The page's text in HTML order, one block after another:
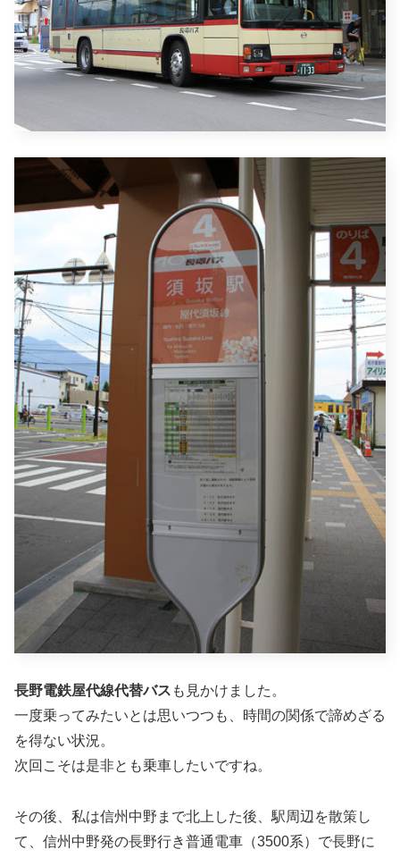
長野電鉄屋代線代替バス も見かけました。
一度乗ってみたいとは思いつつも、時間の関係で諦めざる
を得ない状況。
次回こそは是非とも乗車したいですね。
その後、私は信州中野まで北上した後、駅周辺を散策し
て、信州中野発の長野行き普通電車（3500系）で長野に